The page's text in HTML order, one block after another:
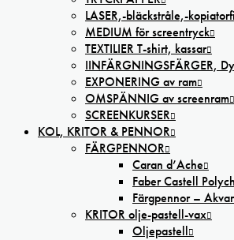
LASER,-bläckstråle,-
MEDIUM för screentryck
TEXTILIER T-shirt, kassar
IINFÄRGNINGSFÄRGER,
EXPONERING av ram
OMSPÄNNIG av screenram
SCREENKURSER
KOL, KRITOR & PENNOR
FÄRGPENNOR
Caran d’Ache
Faber Castell
Färgpennor –
KRITOR olje-pastell-vax
Oljepastell